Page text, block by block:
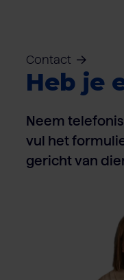
Contact
Heb je
Neem
vul het
gericht van